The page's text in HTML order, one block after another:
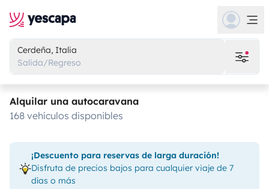
Cerdeña, Italia
Salida/Regreso
Alquilar una autocaravana
168 vehículos disponibles
¡Descuento para reservas de larga duración!
Disfruta de precios bajos para cualquier viaje de 7
días o más